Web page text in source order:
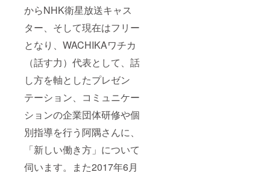
からNHK衛星放送キャス
ター、そして現在はフリー
となり、WACHIKAワチカ
（話す力）代表として、話
し方を軸としたプレゼン
テーション、コミュニケー
ションの企業団体研修や個
別指導を行う阿隅さんに、
「新しい働き方」について
伺います。また2017年6月